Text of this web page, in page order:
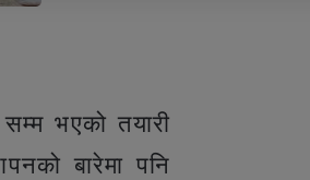
भएको तयारी
बारेमा पनि